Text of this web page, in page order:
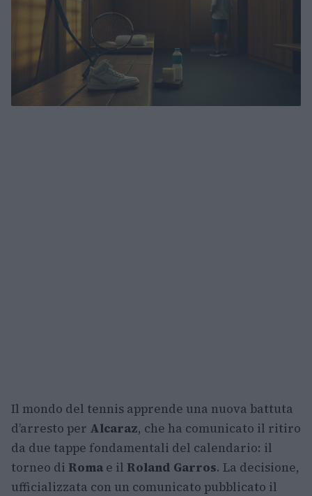
Il mondo del tennis apprende una nuova battuta
d’arresto per Alcaraz, che ha comunicato il ritiro
da due tappe fondamentali del calendario: il
torneo di Roma e il Roland Garros. La decisione,
ufficializzata con un comunicato pubblicato il